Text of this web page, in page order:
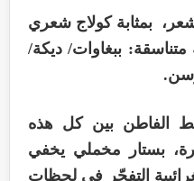
بمثابة كولاج شعري
ببغاوات/ ديكة/
الفاطن بين كل هذه
بستار مخملي يخفي
التفجّر في لحظات